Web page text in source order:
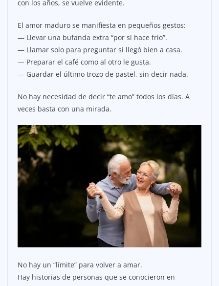
con los años, se vuelve evidente.
El amor maduro se manifiesta en pequeños gestos:
— Llevar una bufanda extra “por si hace frío”.
— Llamar solo para preguntar si llegó bien a casa.
— Preparar el café como al otro le gusta.
— Guardar el último trozo de pastel, sin decir nada.
No hay necesidad de decir “te amo” todos los días. A
veces basta con una mirada.
No hay un “límite” para volver a amar.
Hay historias de personas que se conocieron en